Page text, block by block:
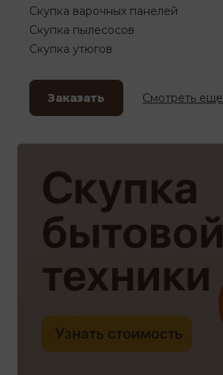
Скупка варочных панелей
Скупка пылесосов
Скупка утюгов
Заказать Смотреть еще